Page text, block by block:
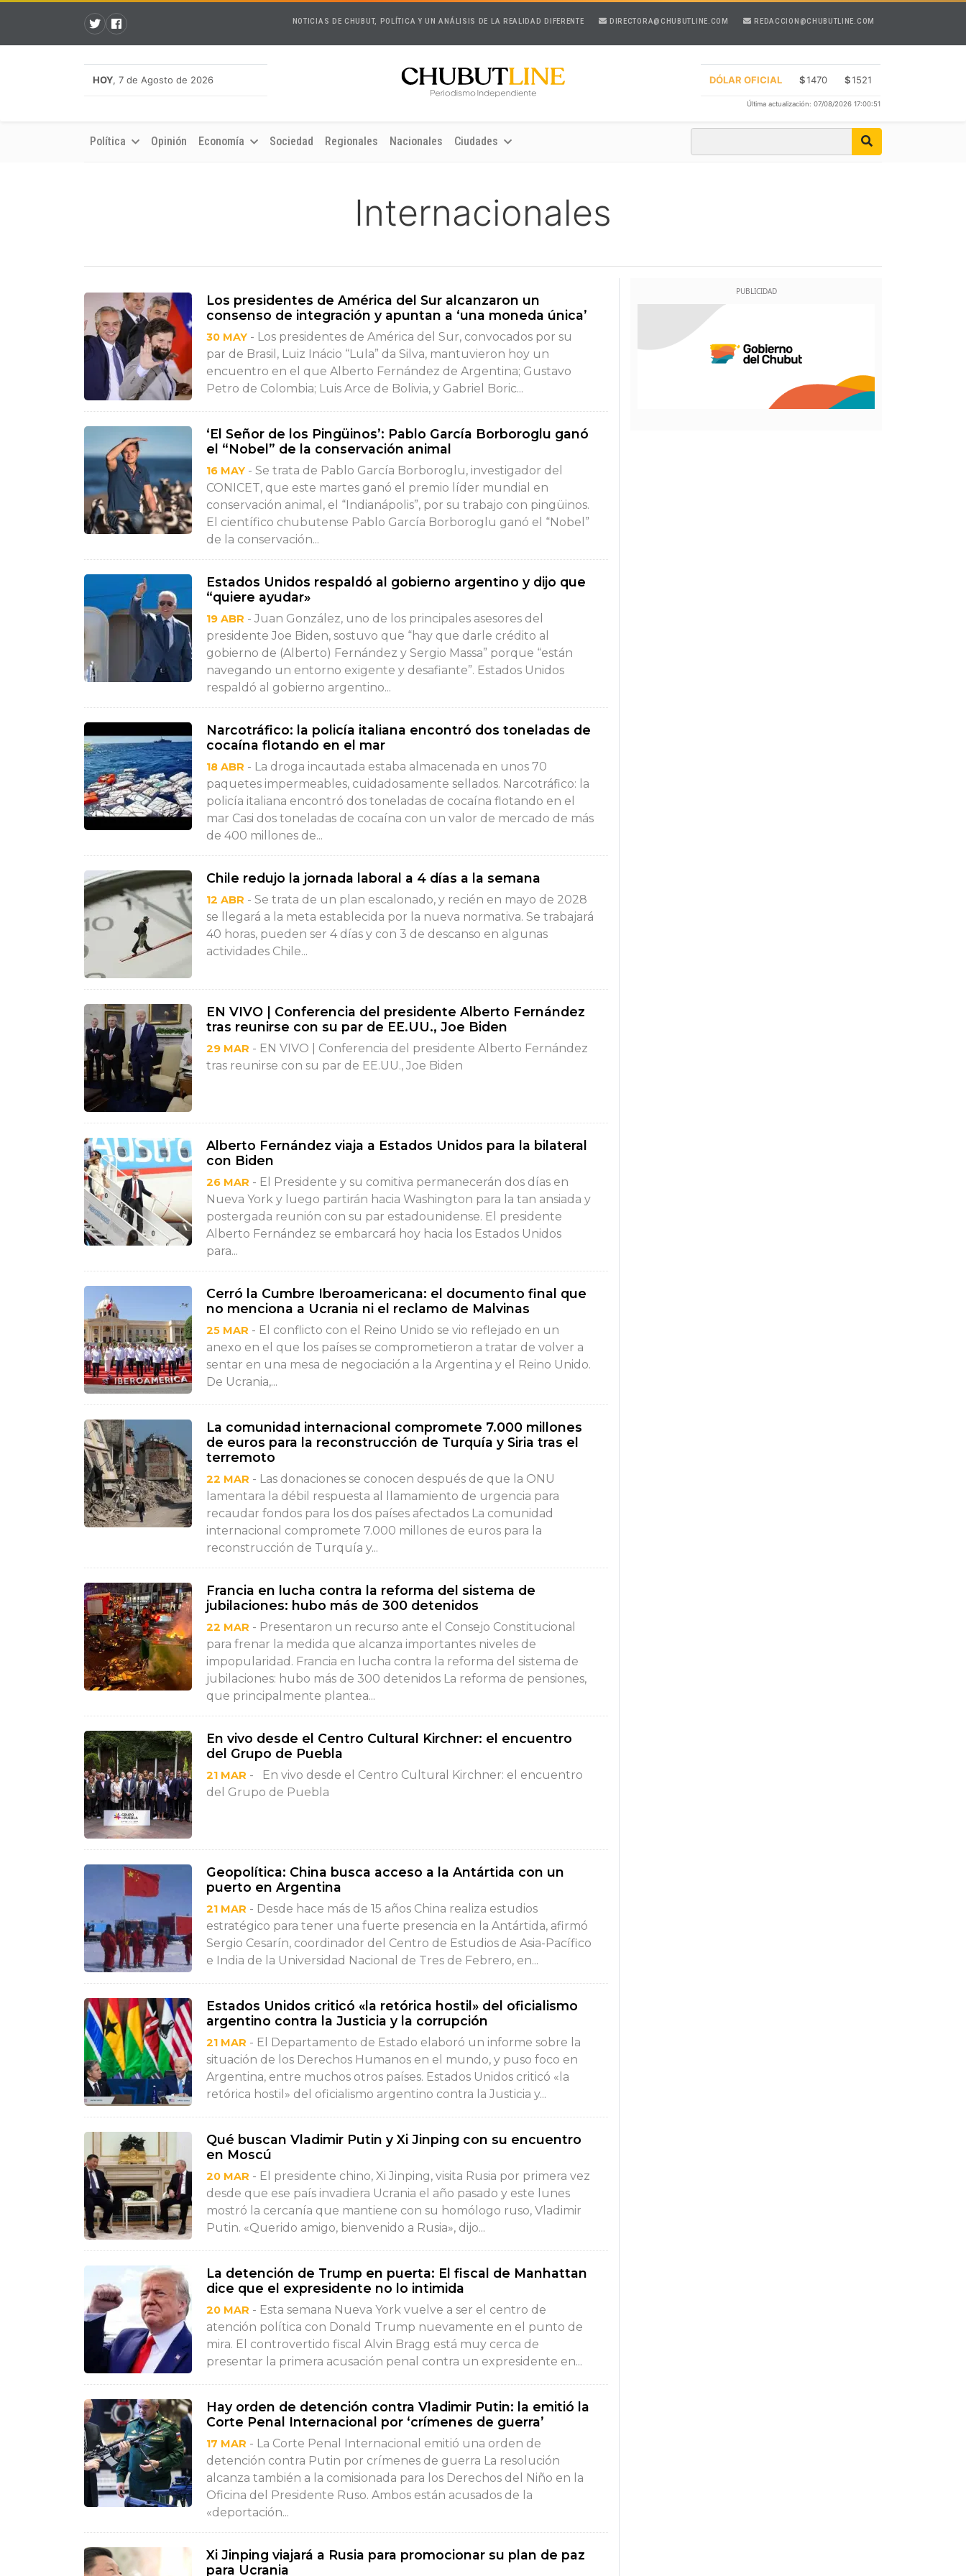
NOTICIAS DE CHUBUT, POLÍTICA Y UN ANÁLISIS DE LA REALIDAD DIFERENTE DIRECTORA@CHUBUTLINE.COM REDACCION@CHUBUTLINE.COM
HOY, 7 de Agosto de 2026 DÓLAR OFICIAL $1470 $1521
Última actualización: 07/08/2026 17:00:51
Política Opinión Economía Sociedad Regionales Nacionales Ciudades
Internacionales
Los presidentes de América del Sur alcanzaron un
consenso de integración y apuntan a ‘una moneda única’
30 MAY - Los presidentes de América del Sur, convocados por su
par de Brasil, Luiz Inácio “Lula” da Silva, mantuvieron hoy un
encuentro en el que Alberto Fernández de Argentina; Gustavo
Petro de Colombia; Luis Arce de Bolivia, y Gabriel Boric...
‘El Señor de los Pingüinos’: Pablo García Borboroglu ganó
el “Nobel” de la conservación animal
16 MAY - Se trata de Pablo García Borboroglu, investigador del
CONICET, que este martes ganó el premio líder mundial en
conservación animal, el “Indianápolis”, por su trabajo con pingüinos.
El científico chubutense Pablo García Borboroglu ganó el “Nobel”
de la conservación...
Estados Unidos respaldó al gobierno argentino y dijo que
“quiere ayudar»
19 ABR - Juan González, uno de los principales asesores del
presidente Joe Biden, sostuvo que “hay que darle crédito al
gobierno de (Alberto) Fernández y Sergio Massa” porque “están
navegando un entorno exigente y desafiante”. Estados Unidos
respaldó al gobierno argentino...
Narcotráfico: la policía italiana encontró dos toneladas de
cocaína flotando en el mar
18 ABR - La droga incautada estaba almacenada en unos 70
paquetes impermeables, cuidadosamente sellados. Narcotráfico: la
policía italiana encontró dos toneladas de cocaína flotando en el
mar Casi dos toneladas de cocaína con un valor de mercado de más
de 400 millones de...
Chile redujo la jornada laboral a 4 días a la semana
12 ABR - Se trata de un plan escalonado, y recién en mayo de 2028
se llegará a la meta establecida por la nueva normativa. Se trabajará
40 horas, pueden ser 4 días y con 3 de descanso en algunas
actividades Chile...
EN VIVO | Conferencia del presidente Alberto Fernández
tras reunirse con su par de EE.UU., Joe Biden
29 MAR - EN VIVO | Conferencia del presidente Alberto Fernández
tras reunirse con su par de EE.UU., Joe Biden
Alberto Fernández viaja a Estados Unidos para la bilateral
con Biden
26 MAR - El Presidente y su comitiva permanecerán dos días en
Nueva York y luego partirán hacia Washington para la tan ansiada y
postergada reunión con su par estadounidense. El presidente
Alberto Fernández se embarcará hoy hacia los Estados Unidos
para...
Cerró la Cumbre Iberoamericana: el documento final que
no menciona a Ucrania ni el reclamo de Malvinas
25 MAR - El conflicto con el Reino Unido se vio reflejado en un
anexo en el que los países se comprometieron a tratar de volver a
sentar en una mesa de negociación a la Argentina y el Reino Unido.
De Ucrania,...
La comunidad internacional compromete 7.000 millones
de euros para la reconstrucción de Turquía y Siria tras el
terremoto
22 MAR - Las donaciones se conocen después de que la ONU
lamentara la débil respuesta al llamamiento de urgencia para
recaudar fondos para los dos países afectados La comunidad
internacional compromete 7.000 millones de euros para la
reconstrucción de Turquía y...
Francia en lucha contra la reforma del sistema de
jubilaciones: hubo más de 300 detenidos
22 MAR - Presentaron un recurso ante el Consejo Constitucional
para frenar la medida que alcanza importantes niveles de
impopularidad. Francia en lucha contra la reforma del sistema de
jubilaciones: hubo más de 300 detenidos La reforma de pensiones,
que principalmente plantea...
En vivo desde el Centro Cultural Kirchner: el encuentro
del Grupo de Puebla
21 MAR - En vivo desde el Centro Cultural Kirchner: el encuentro
del Grupo de Puebla
Geopolítica: China busca acceso a la Antártida con un
puerto en Argentina
21 MAR - Desde hace más de 15 años China realiza estudios
estratégico para tener una fuerte presencia en la Antártida, afirmó
Sergio Cesarín, coordinador del Centro de Estudios de Asia-Pacífico
e India de la Universidad Nacional de Tres de Febrero, en...
Estados Unidos criticó «la retórica hostil» del oficialismo
argentino contra la Justicia y la corrupción
21 MAR - El Departamento de Estado elaboró un informe sobre la
situación de los Derechos Humanos en el mundo, y puso foco en
Argentina, entre muchos otros países. Estados Unidos criticó «la
retórica hostil» del oficialismo argentino contra la Justicia y...
Qué buscan Vladimir Putin y Xi Jinping con su encuentro
en Moscú
20 MAR - El presidente chino, Xi Jinping, visita Rusia por primera vez
desde que ese país invadiera Ucrania el año pasado y este lunes
mostró la cercanía que mantiene con su homólogo ruso, Vladimir
Putin. «Querido amigo, bienvenido a Rusia», dijo...
La detención de Trump en puerta: El fiscal de Manhattan
dice que el expresidente no lo intimida
20 MAR - Esta semana Nueva York vuelve a ser el centro de
atención política con Donald Trump nuevamente en el punto de
mira. El controvertido fiscal Alvin Bragg está muy cerca de
presentar la primera acusación penal contra un expresidente en...
Hay orden de detención contra Vladimir Putin: la emitió la
Corte Penal Internacional por ‘crímenes de guerra’
17 MAR - La Corte Penal Internacional emitió una orden de
detención contra Putin por crímenes de guerra La resolución
alcanza también a la comisionada para los Derechos del Niño en la
Oficina del Presidente Ruso. Ambos están acusados de la
«deportación...
Xi Jinping viajará a Rusia para promocionar su plan de paz
para Ucrania